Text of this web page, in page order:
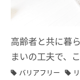
高齢者と共に暮
まいの工夫で、
バリアフリー